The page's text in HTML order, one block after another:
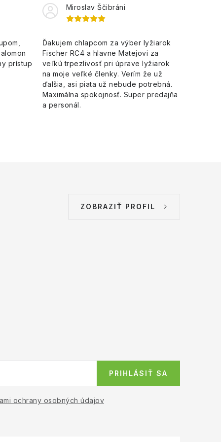
prístup
Miroslav Ščibráni
Ďakujem chlapcom za výber lyžiarok
Fischer RC4 a hlavne Matejovi za
veľkú trpezlivosť pri úprave lyžiarok
na moje veľké členky. Verím že už
ďalšia, asi piata už nebude potrebná.
Maximálna spokojnosť. Super predajňa
a personál.
ZOBRAZIŤ PROFIL
ochrany osobných údajov
PRIHLÁSIŤ SA